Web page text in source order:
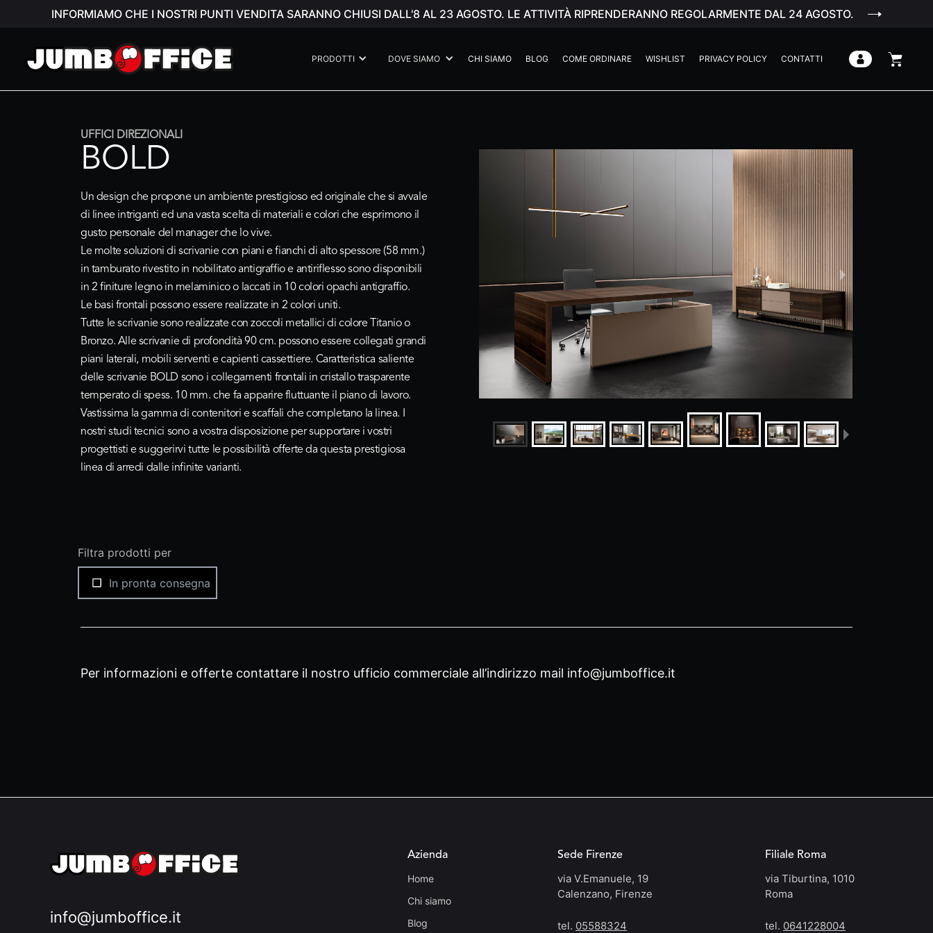
INFORMIAMO CHE I NOSTRI PUNTI VENDITA SARANNO CHIUSI DALL'8 AL 23 AGOSTO. LE ATTIVITÀ RIPRENDERANNO REGOLARMENTE DAL 24 AGOSTO.
PRODOTTI DOVE SIAMO CHI SIAMO BLOG COME ORDINARE WISHLIST PRIVACY POLICY CONTATTI
UFFICI DIREZIONALI
BOLD
Un design che propone un ambiente prestigioso ed originale che si avvale
di linee intriganti ed una vasta scelta di materiali e colori che esprimono il
gusto personale del manager che lo vive.
Le molte soluzioni di scrivanie con piani e fianchi di alto spessore (58 mm.)
in tamburato rivestito in nobilitato antigraffio e antiriflesso sono disponibili
in 2 finiture legno in melaminico o laccati in 10 colori opachi antigraffio.
Le basi frontali possono essere realizzate in 2 colori uniti.
Tutte le scrivanie sono realizzate con zoccoli metallici di colore Titanio o
Bronzo. Alle scrivanie di profondità 90 cm. possono essere collegati grandi
piani laterali, mobili serventi e capienti cassettiere. Caratteristica saliente
delle scrivanie BOLD sono i collegamenti frontali in cristallo trasparente
temperato di spess. 10 mm. che fa apparire fluttuante il piano di lavoro.
Vastissima la gamma di contenitori e scaffali che completano la linea. I
nostri studi tecnici sono a vostra disposizione per supportare i vostri
progettisti e suggerirvi tutte le possibilità offerte da questa prestigiosa
linea di arredi dalle infinite varianti.
Filtra prodotti per
In pronta consegna
Per informazioni e offerte contattare il nostro ufficio commerciale all’indirizzo mail info@jumboffice.it
info@jumboffice.it
Azienda
Home
Chi siamo
Blog
Sede Firenze
via V.Emanuele, 19
Calenzano, Firenze
tel. 05588324
Filiale Roma
via Tiburtina, 1010
Roma
tel. 0641228004